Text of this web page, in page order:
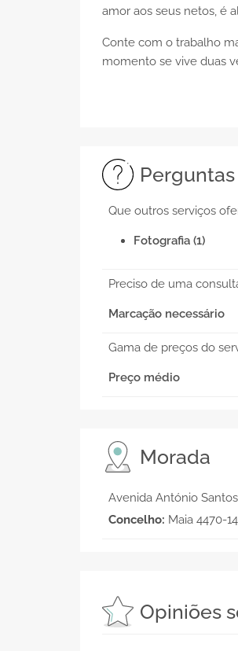
amor aos seus netos, é
Conte com o trabalho
momento se vive duas
Que outros serviços
Fotografia (1)
Preciso de uma
Marcação necessário
Gama de preços do
Preço médio
Morada
Avenida António
Concelho: Maia 4470-
Opiniões